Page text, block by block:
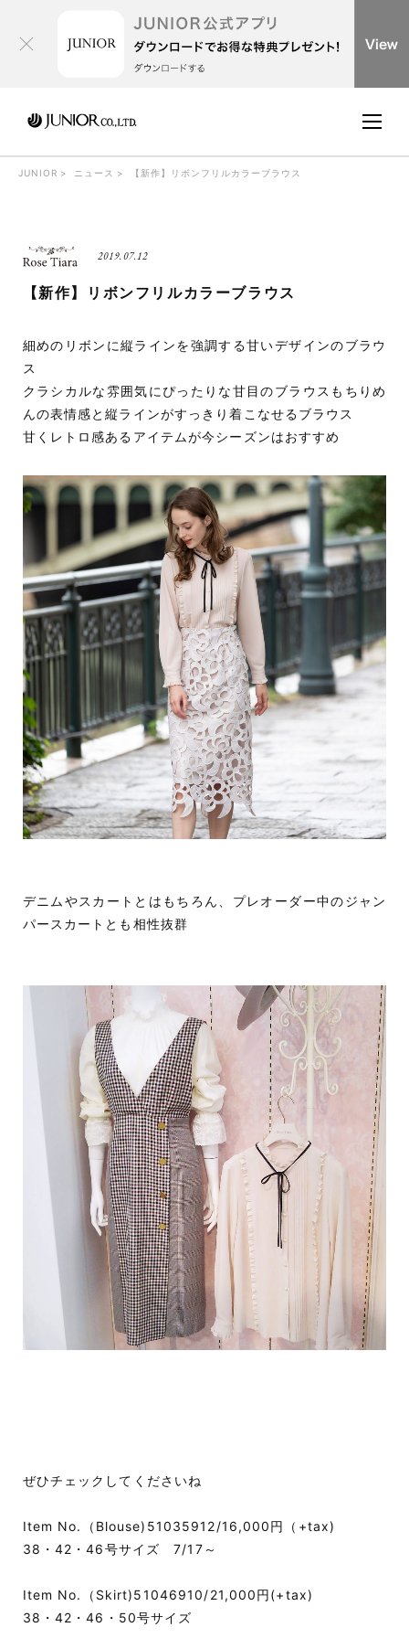
JUNIOR ニュース 【新作】リボンフリルカラーブラウス
2019.07.12
【新作】リボンフリルカラーブラウス
細めのリボンに縦ラインを強調する甘いデザインのブラウ
ス
クラシカルな雰囲気にぴったりな甘目のブラウスもちりめ
んの表情感と縦ラインがすっきり着こなせるブラウス
甘くレトロ感あるアイテムが今シーズンはおすすめ
デニムやスカートとはもちろん、プレオーダー中のジャン
パースカートとも相性抜群
ぜひチェックしてくださいね
Item No.（Blouse)51035912/16,000円（+tax)
38・42・46号サイズ 7/17～
Item No.（Skirt)51046910/21,000円(+tax)
38・42・46・50号サイズ